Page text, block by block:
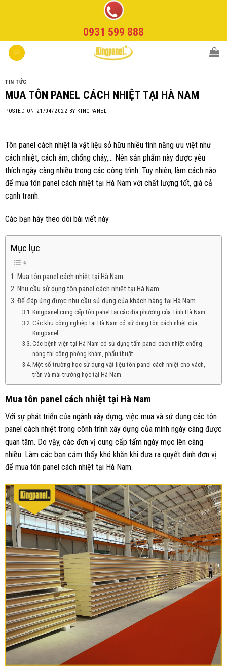
0931 599 888
TIN TỨC
MUA TÔN PANEL CÁCH NHIỆT TẠI HÀ NAM
POSTED ON 21/04/2022 BY KINGPANEL
Tôn panel cách nhiệt là vật liệu sở hữu nhiều tính năng ưu việt như
cách nhiệt, cách âm, chống cháy,… Nên sản phẩm này được yêu
thích ngày càng nhiều trong các công trình. Tuy nhiên, làm cách nào
để mua tôn panel cách nhiệt tại Hà Nam với chất lượng tốt, giá cả
cạnh tranh.
Các bạn hãy theo dõi bài viết này
Mục lục
Mua tôn panel cách nhiệt tại Hà Nam
Nhu cầu sử dụng tôn panel cách nhiệt tại Hà Nam
Để đáp ứng được nhu cầu sử dụng của khách hàng tại Hà Nam
Kingpanel cung cấp tôn panel tại các địa phương của Tỉnh Hà Nam
Các khu công nghiệp tại Hà Nam có sử dụng tôn cách nhiệt của
Kingpanel
Các bệnh viện tại Hà Nam có sử dụng tấm panel cách nhiệt chống
nóng thi công phòng khám, phẩu thuật:
Một số trường học sử dụng vật liệu tôn panel cách nhiệt cho vách,
trần và mái trường học tại Hà Nam.
Mua tôn panel cách nhiệt tại Hà Nam
Với sự phát triển của ngành xây dựng, việc mua và sử dụng các tôn
panel cách nhiệt trong cônh trình xây dựng của mình ngày càng được
quan tâm. Do vậy, các đơn vị cung cấp tấm ngày mọc lên càng
nhiều. Làm các bạn cảm thấy khó khăn khi đưa ra quyết định đơn vị
để mua tôn panel cách nhiệt tại Hà Nam.